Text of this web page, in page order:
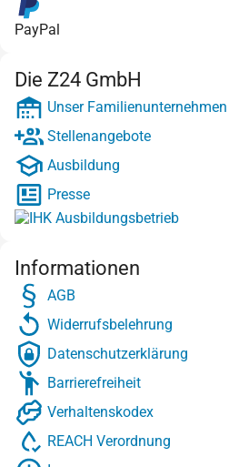
PayPal
Die Z24 GmbH
Unser Familienunternehmen
Stellenangebote
Ausbildung
Presse
Informationen
AGB
Widerrufsbelehrung
Datenschutzerklärung
Barrierefreiheit
Verhaltenskodex
REACH Verordnung